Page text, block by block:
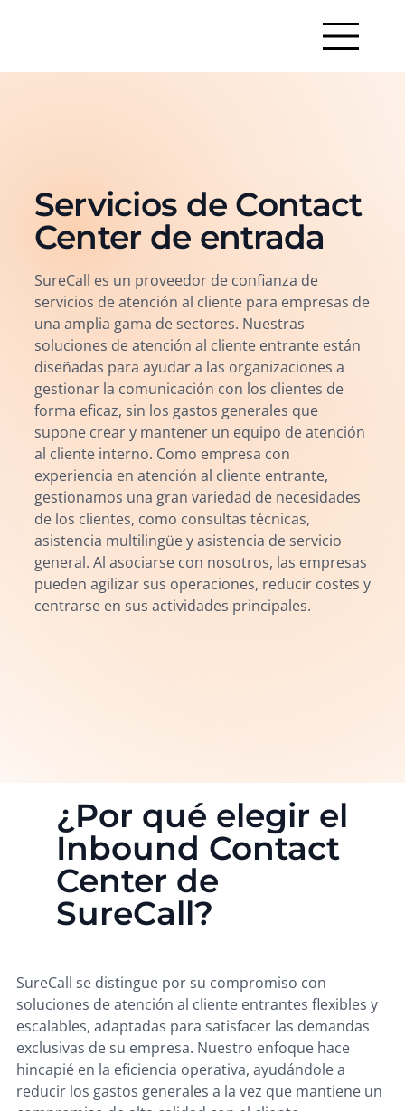
Servicios de Contact
Center de entrada
SureCall es un proveedor de confianza de
servicios de atención al cliente para empresas de
una amplia gama de sectores. Nuestras
soluciones de atención al cliente entrante están
diseñadas para ayudar a las organizaciones a
gestionar la comunicación con los clientes de
forma eficaz, sin los gastos generales que
supone crear y mantener un equipo de atención
al cliente interno. Como empresa con
experiencia en atención al cliente entrante,
gestionamos una gran variedad de necesidades
de los clientes, como consultas técnicas,
asistencia multilingüe y asistencia de servicio
general. Al asociarse con nosotros, las empresas
pueden agilizar sus operaciones, reducir costes y
centrarse en sus actividades principales.
¿Por qué elegir el
Inbound Contact
Center de
SureCall?
SureCall se distingue por su compromiso con
soluciones de atención al cliente entrantes flexibles y
escalables, adaptadas para satisfacer las demandas
exclusivas de su empresa. Nuestro enfoque hace
hincapié en la eficiencia operativa, ayudándole a
reducir los gastos generales a la vez que mantiene un